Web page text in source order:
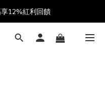
LINE社群享優惠價
12%紅利回饋
雙重送 最高送$888購物金!